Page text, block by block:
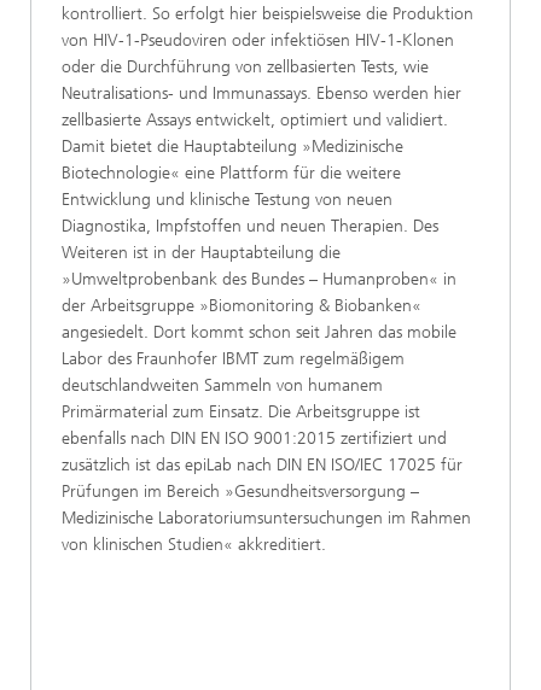
kontrolliert. So erfolgt hier beispielsweise die Produktion
von HIV-1-Pseudoviren oder infektiösen HIV-1-Klonen
oder die Durchführung von zellbasierten Tests, wie
Neutralisations- und Immunassays. Ebenso werden hier
zellbasierte Assays entwickelt, optimiert und validiert.
Damit bietet die Hauptabteilung »Medizinische
Biotechnologie« eine Plattform für die weitere
Entwicklung und klinische Testung von neuen
Diagnostika, Impfstoffen und neuen Therapien. Des
Weiteren ist in der Hauptabteilung die
»Umweltprobenbank des Bundes – Humanproben« in
der Arbeitsgruppe »Biomonitoring & Biobanken«
angesiedelt. Dort kommt schon seit Jahren das mobile
Labor des Fraunhofer IBMT zum regelmäßigem
deutschlandweiten Sammeln von humanem
Primärmaterial zum Einsatz. Die Arbeitsgruppe ist
ebenfalls nach DIN EN ISO 9001:2015 zertifiziert und
zusätzlich ist das epiLab nach DIN EN ISO/IEC 17025 für
Prüfungen im Bereich »Gesundheitsversorgung –
Medizinische Laboratoriumsuntersuchungen im Rahmen
von klinischen Studien« akkreditiert.